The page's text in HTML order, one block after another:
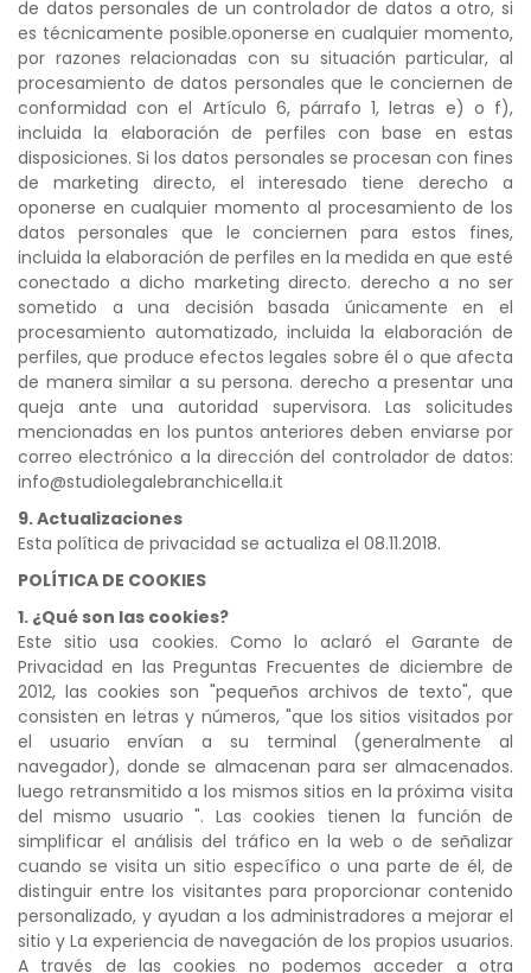
de datos personales de un controlador de datos a otro, si
es técnicamente posible.oponerse en cualquier momento,
por razones relacionadas con su situación particular, al
procesamiento de datos personales que le conciernen de
conformidad con el Artículo 6, párrafo 1, letras e) o f),
incluida la elaboración de perfiles con base en estas
disposiciones. Si los datos personales se procesan con fines
de marketing directo, el interesado tiene derecho a
oponerse en cualquier momento al procesamiento de los
datos personales que le conciernen para estos fines,
incluida la elaboración de perfiles en la medida en que esté
conectado a dicho marketing directo. derecho a no ser
sometido a una decisión basada únicamente en el
procesamiento automatizado, incluida la elaboración de
perfiles, que produce efectos legales sobre él o que afecta
de manera similar a su persona. derecho a presentar una
queja ante una autoridad supervisora. Las solicitudes
mencionadas en los puntos anteriores deben enviarse por
correo electrónico a la dirección del controlador de datos:
info@studiolegalebranchicella.it
9. Actualizaciones
Esta política de privacidad se actualiza el 08.11.2018.
POLÍTICA DE COOKIES
1. ¿Qué son las cookies?
Este sitio usa cookies. Como lo aclaró el Garante de
Privacidad en las Preguntas Frecuentes de diciembre de
2012, las cookies son "pequeños archivos de texto", que
consisten en letras y números, "que los sitios visitados por
el usuario envían a su terminal (generalmente al
navegador), donde se almacenan para ser almacenados.
luego retransmitido a los mismos sitios en la próxima visita
del mismo usuario ". Las cookies tienen la función de
simplificar el análisis del tráfico en la web o de señalizar
cuando se visita un sitio específico o una parte de él, de
distinguir entre los visitantes para proporcionar contenido
personalizado, y ayudan a los administradores a mejorar el
sitio y La experiencia de navegación de los propios usuarios.
A través de las cookies no podemos acceder a otra